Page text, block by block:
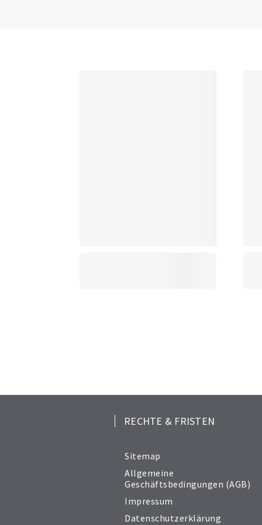
RECHTE & FRISTEN
Sitemap
Allgemeine
Geschäftsbedingungen (AGB)
Impressum
Datenschutzerklärung